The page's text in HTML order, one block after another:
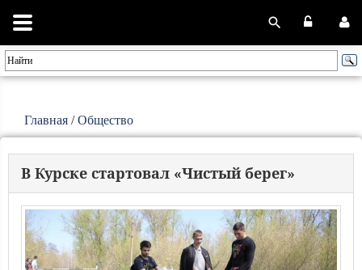
Главная /Общество
В Курске стартовал «Чистый берег»